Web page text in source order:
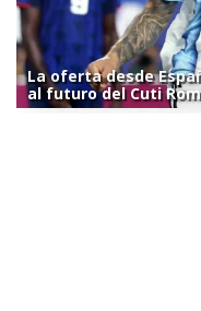
La oferta desde
al futuro del Cuti